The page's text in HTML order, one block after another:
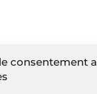
consentement